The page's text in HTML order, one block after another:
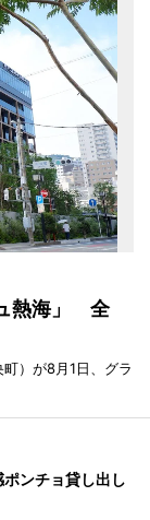
熱海」 全
）が8月1日、グラ
ンチョ貸し出し